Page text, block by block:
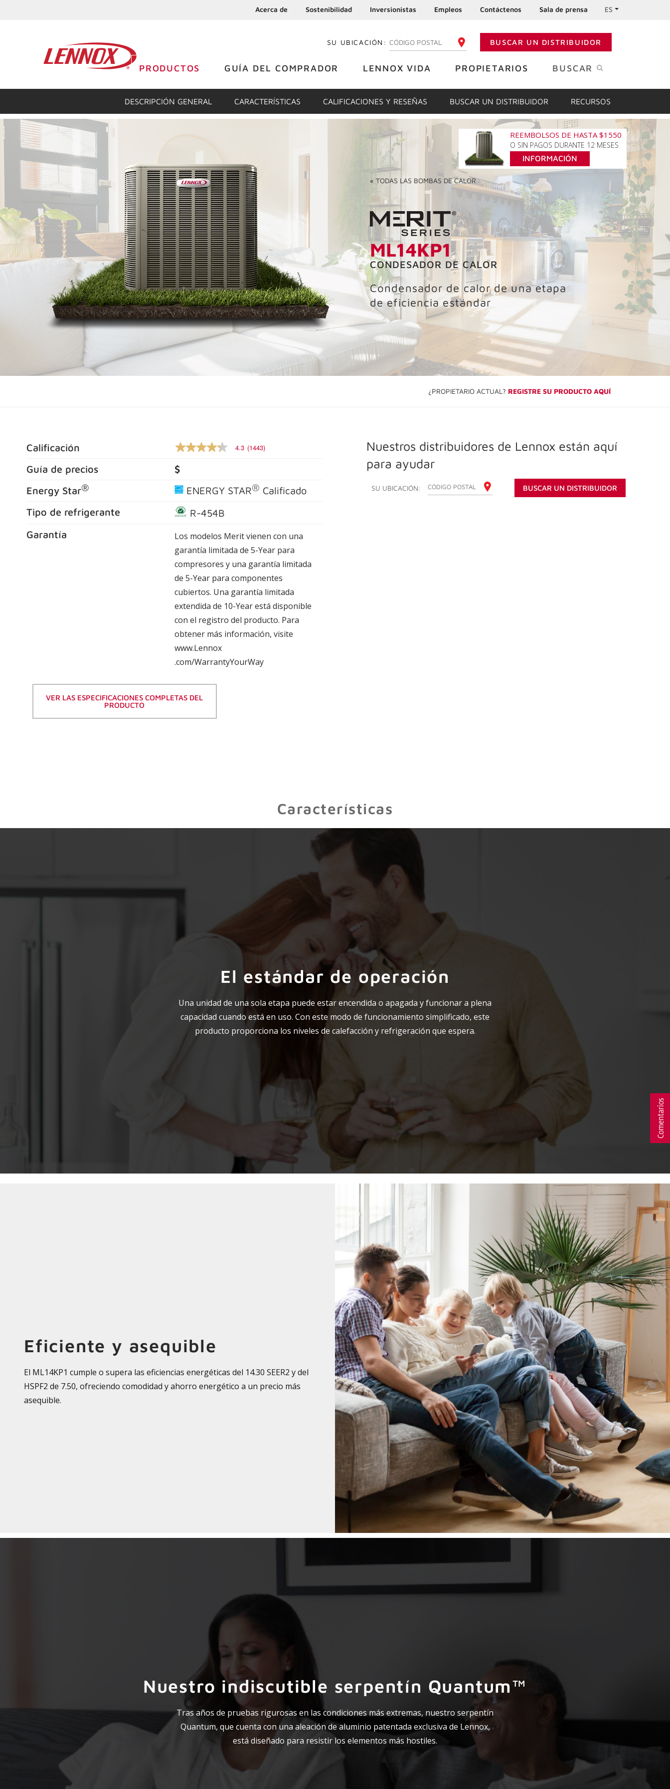
Acerca de Sostenibilidad Inversionistas Empleos Contáctenos Sala de prensa ES
SU UBICACIÓN: INGRESE SU CÓDIGO POSTAL BUSCAR UN DISTRIBUIDOR
PRODUCTOS GUÍA DEL COMPRADOR LENNOX VIDA PROPIETARIOS BUSCAR
DESCRIPCIÓN GENERAL CARACTERÍSTICAS CALIFICACIONES Y RESEÑAS BUSCAR UN DISTRIBUIDOR RECURSOS
« TODAS LAS BOMBAS DE CALOR
ML14KP1
CONDESADOR DE CALOR
Condensador de calor de una etapa
de eficiencia estándar
REEMBOLSOS DE HASTA $1550
O SIN PAGOS DURANTE 12 MESES
INFORMACIÓN
¿PROPIETARIO ACTUAL? REGISTRE SU PRODUCTO AQUÍ
Calificación
4.3
5
estrellas,
de
promedio.
Lea
1443
.
El
mismo
enlace
de
página.
4.3 (1443)
Guía de precios
$
Energy Star® ENERGY STAR® Calificado
Tipo de refrigerante
R-454B
Garantía
Los modelos Merit vienen con una
garantía limitada de 5-Year para
compresores y una garantía limitada
de 5-Year para componentes
cubiertos. Una garantía limitada
extendida de 10-Year está disponible
con el registro del producto. Para
obtener más información, visite
www.Lennox
.com/WarrantyYourWay
VER LAS ESPECIFICACIONES COMPLETAS DEL
PRODUCTO
Nuestros distribuidores de Lennox están aquí
para ayudar
SU UBICACIÓN: INGRESE SU CÓDIGO POSTAL BUSCAR UN DISTRIBUIDOR
Características
El estándar de operación
Una unidad de una sola etapa puede estar encendida o apagada y funcionar a plena
capacidad cuando está en uso. Con este modo de funcionamiento simplificado, este
producto proporciona los niveles de calefacción y refrigeración que espera.
Eficiente y asequible
El ML14KP1 cumple o supera las eficiencias energéticas del 14.30 SEER2 y del
HSPF2 de 7.50, ofreciendo comodidad y ahorro energético a un precio más
asequible.
Nuestro indiscutible serpentín Quantum™
Tras años de pruebas rigurosas en las condiciones más extremas, nuestro serpentín
Quantum, que cuenta con una aleación de aluminio patentada exclusiva de Lennox,
está diseñado para resistir los elementos más hostiles.